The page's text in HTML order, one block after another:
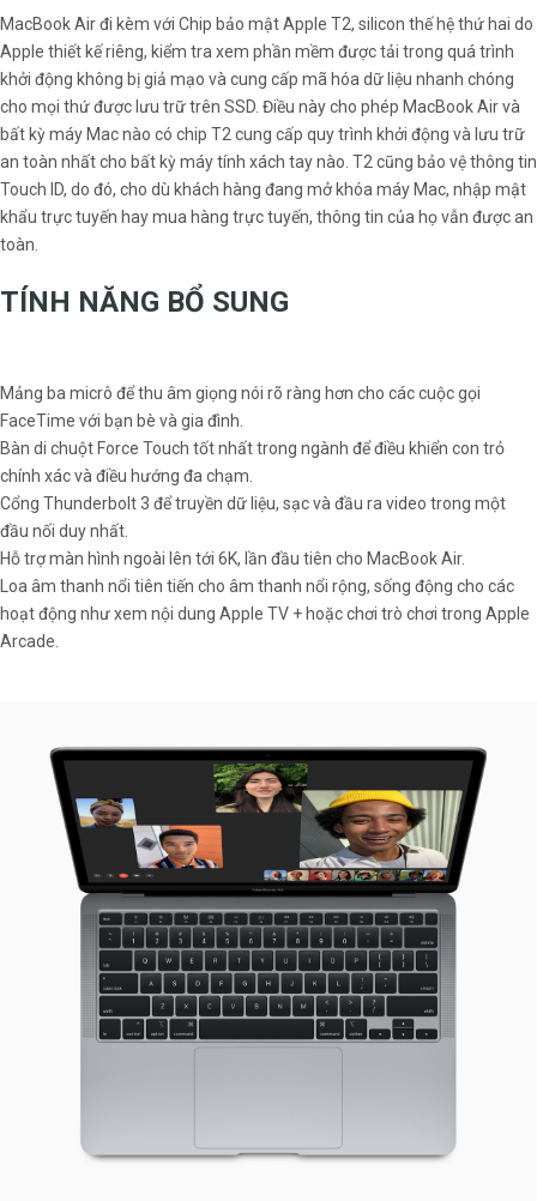
MacBook Air đi kèm với Chip bảo mật Apple T2, silicon thế hệ thứ hai do
Apple thiết kế riêng, kiểm tra xem phần mềm được tải trong quá trình
khởi động không bị giả mạo và cung cấp mã hóa dữ liệu nhanh chóng
cho mọi thứ được lưu trữ trên SSD. Điều này cho phép MacBook Air và
bất kỳ máy Mac nào có chip T2 cung cấp quy trình khởi động và lưu trữ
an toàn nhất cho bất kỳ máy tính xách tay nào. T2 cũng bảo vệ thông tin
Touch ID, do đó, cho dù khách hàng đang mở khóa máy Mac, nhập mật
khẩu trực tuyến hay mua hàng trực tuyến, thông tin của họ vẫn được an
toàn.
TÍNH NĂNG BỔ SUNG
Mảng ba micrô để thu âm giọng nói rõ ràng hơn cho các cuộc gọi
FaceTime với bạn bè và gia đình.
Bàn di chuột Force Touch tốt nhất trong ngành để điều khiển con trỏ
chính xác và điều hướng đa chạm.
Cổng Thunderbolt 3 để truyền dữ liệu, sạc và đầu ra video trong một
đầu nối duy nhất.
Hỗ trợ màn hình ngoài lên tới 6K, lần đầu tiên cho MacBook Air.
Loa âm thanh nổi tiên tiến cho âm thanh nổi rộng, sống động cho các
hoạt động như xem nội dung Apple TV + hoặc chơi trò chơi trong Apple
Arcade.